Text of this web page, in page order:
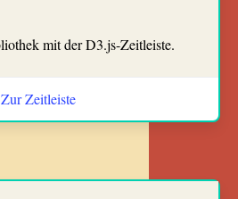
mit der D3.js-Zeitleiste.
Zur Zeitleiste